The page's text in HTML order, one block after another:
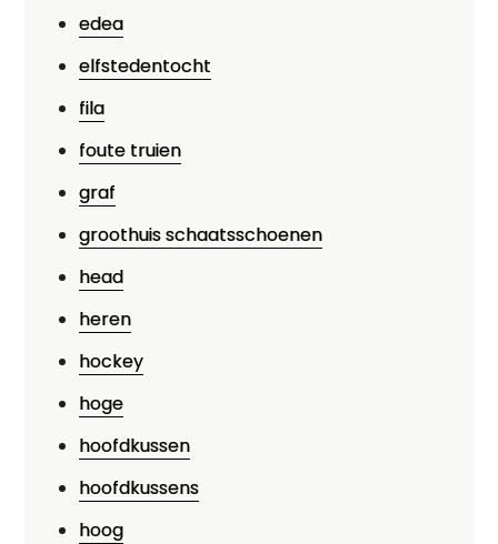
edea
elfstedentocht
fila
foute truien
graf
groothuis schaatsschoenen
head
heren
hockey
hoge
hoofdkussen
hoofdkussens
hoog